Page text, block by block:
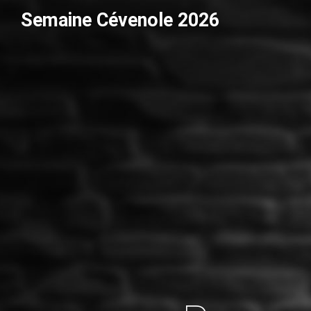
Semaine Cévenole 2026